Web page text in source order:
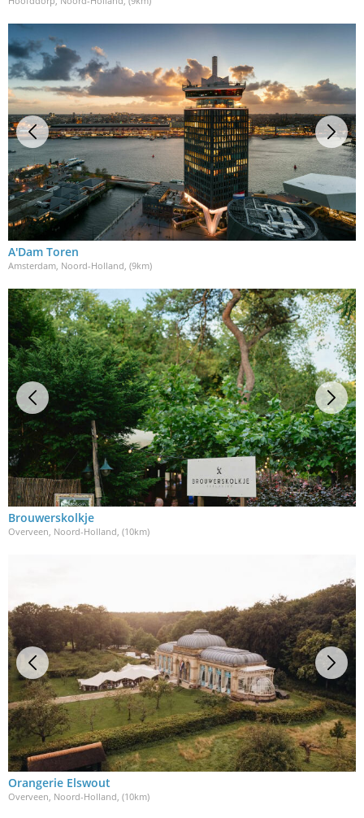
A'Dam Toren
Amsterdam, Noord-Holland, (9km)
Brouwerskolkje
Overveen, Noord-Holland , (10km)
Orangerie Elswout
Overveen, Noord-Holland, (10km)